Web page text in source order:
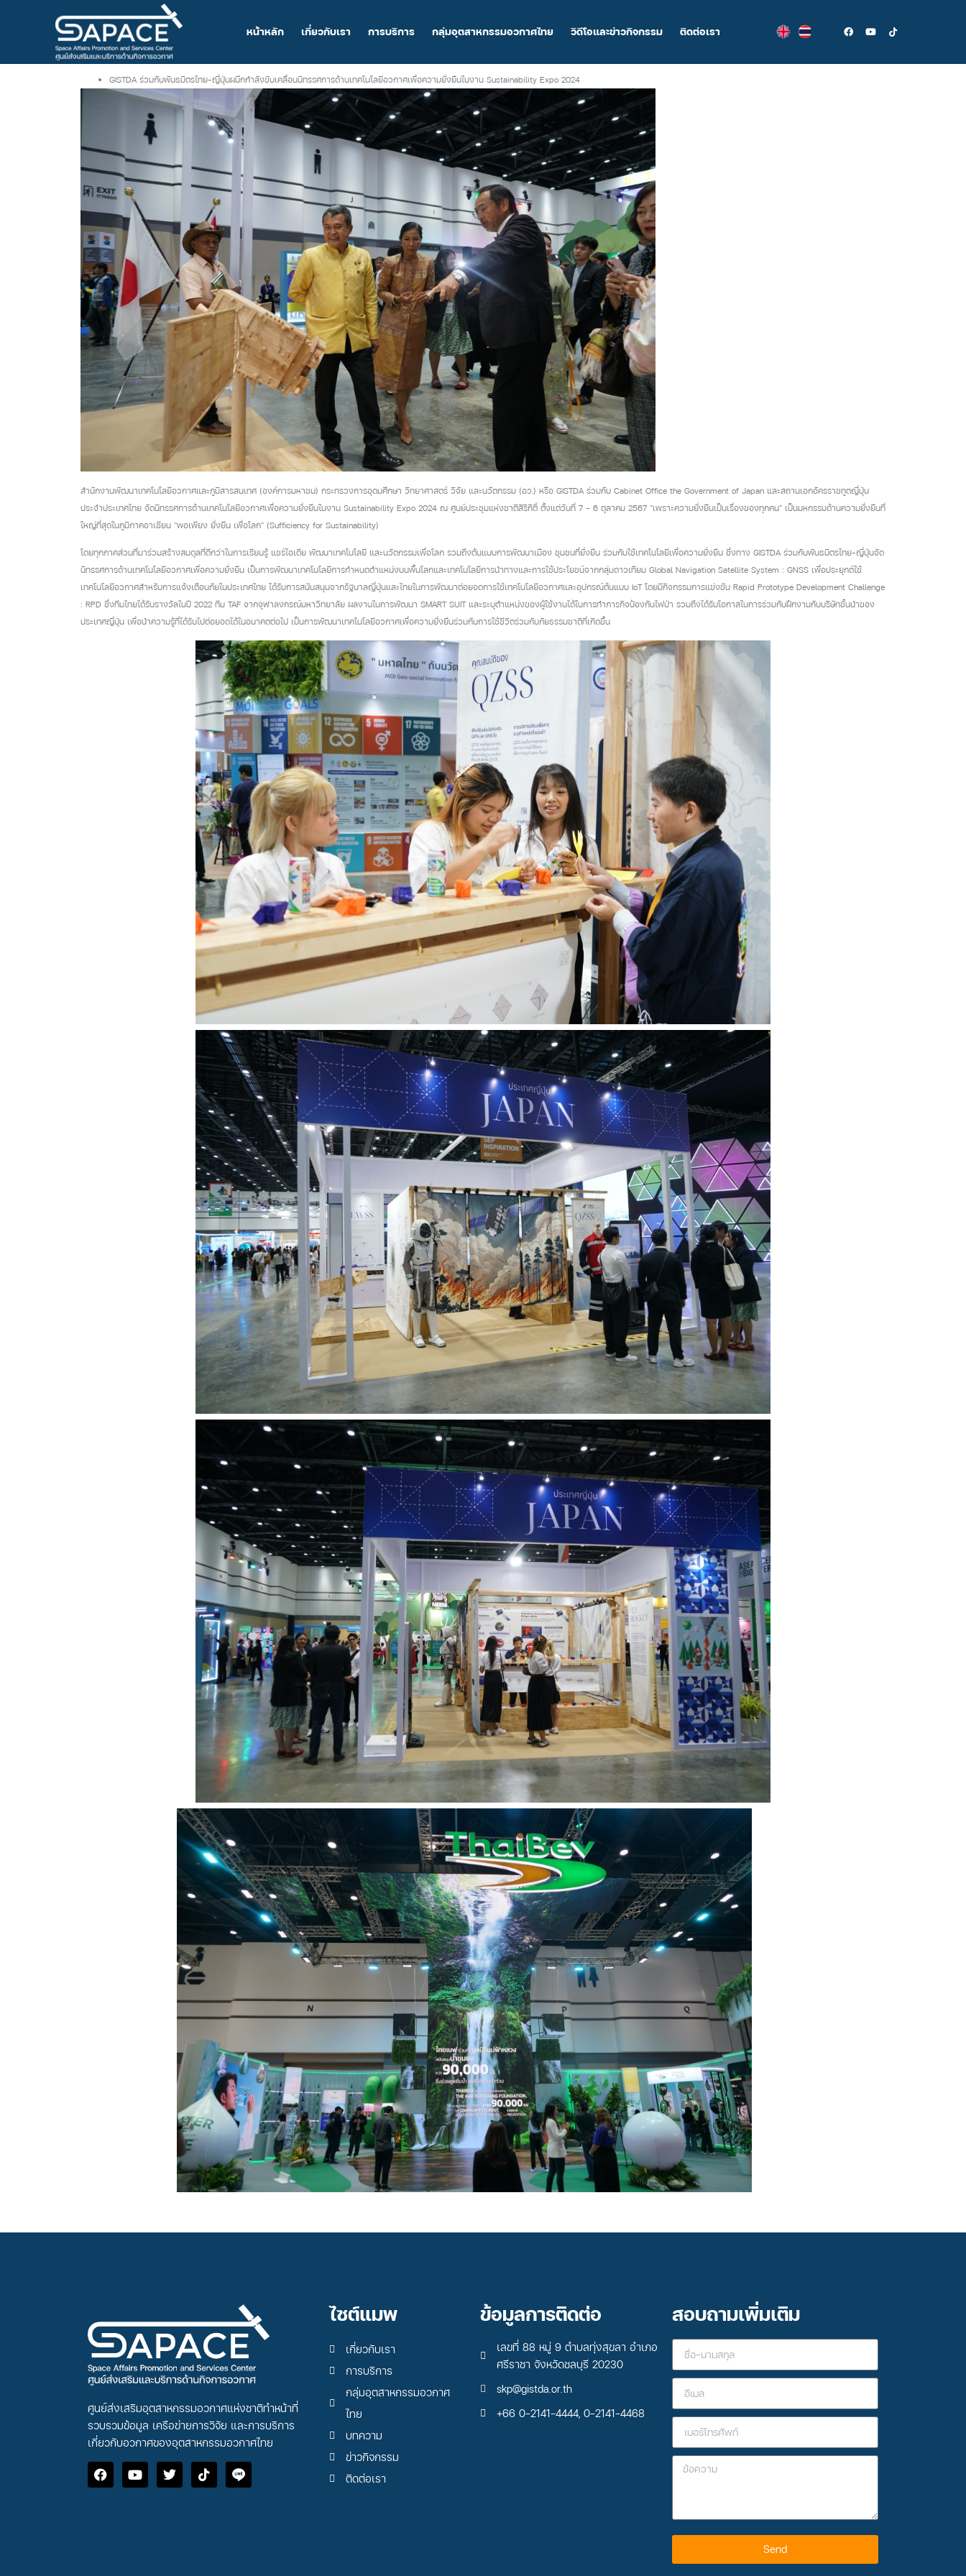
หน้าหลัก เกี่ยวกับเรา การบริการ กลุ่มอุตสาหกรรมอวกาศไทย วิดีโอและข่าวกิจกรรม ติดต่อเรา
GISTDA ร่วมกับพันธมิตรไทย-ญี่ปุ่นผนึกกำลังขับเคลื่อนนิทรรศการด้านเทคโนโลยีอวกาศเพื่อความยั่งยืนในงาน Sustainability Expo 2024
สำนักงานพัฒนาเทคโนโลยีอวกาศและภูมิสารสนเทศ (องค์การมหาชน) กระทรวงการอุดมศึกษา วิทยาศาสตร์ วิจัย และนวัตกรรม (อว.) หรือ GISTDA ร่วมกับ Cabinet Office the Government of Japan และสถานเอกอัครราชทูตญี่ปุ่น
ประจำประเทศไทย จัดนิทรรศการด้านเทคโนโลยีอวกาศเพื่อความยั่งยืนในงาน Sustainability Expo 2024 ณ ศูนย์ประชุมแห่งชาติสิริกิติ์ ตั้งแต่วันที่ 7 – 6 ตุลาคม 2567 “เพราะความยั่งยืนเป็นเรื่องของทุกคน” เป็นมหกรรมด้านความยั่งยืนที่
ใหญ่ที่สุดในภูมิภาคอาเซียน “พอเพียง ยั่งยืน เพื่อโลก” (Sufficiency for Sustainability)
โดยทุกภาคส่วนที่มาร่วมสร้างสมดุลที่ดีกว่าในการเรียนรู้ แชร์ไอเดีย พัฒนาเทคโนโลยี และนวัตกรรมเพื่อโลก รวมถึงต้นแบบการพัฒนาเมือง ชุมชนที่ยั่งยืน ร่วมกับใช้เทคโนโลยีเพื่อความยั่งยืน ซึ่งทาง GISTDA ร่วมกับพันธมิตรไทย-ญี่ปุ่นจัด
นิทรรศการด้านเทคโนโลยีอวกาศเพื่อความยั่งยืน เป็นการพัฒนาเทคโนโลยีการกำหนดตำแหน่งบนพื้นโลกและเทคโนโลยีการนำทางและการใช้ประโยชน์จากกลุ่มดาวเทียม Global Navigation Satellite System : GNSS เพื่อประยุกต์ใช้
เทคโนโลยีอวกาศสำหรับการแจ้งเตือนภัยในประเทศไทย ได้รับการสนับสนุนจากรัฐบาลญี่ปุ่นและไทยในการพัฒนาต่อยอดการใช้เทคโนโลยีอวกาศและอุปกรณ์ต้นแบบ IoT โดยมีกิจกรรมการแข่งขัน Rapid Prototype Development Challenge
: RPD ซึ่งทีมไทยได้รับรางวัลในปี 2022 ทีม TAF จากจุฬาลงกรณ์มหาวิทยาลัย ผลงานในการพัฒนา SMART SUIT และระบุตำแหน่งของผู้ใช้งานได้ในการทำภารกิจป้องกันไฟป่า รวมถึงได้รับโอกาสในการร่วมกับฝึกงานกับบริษัทชั้นนำของ
ประเทศญี่ปุ่น เพื่อนำความรู้ที่ได้รับไปต่อยอดได้ในอนาคตต่อไป เป็นการพัฒนาเทคโนโลยีอวกาศเพื่อความยั่งยืนร่วมกับการใช้ชีวิตร่วมกับภัยธรรมชาติที่เกิดขึ้น
ศูนย์ส่งเสริมอุตสาหกรรมอวกาศแห่งชาติทำหน้าที่
รวบรวมข้อมูล เครือข่ายการวิจัย และการบริการ
เกี่ยวกับอวกาศของอุตสาหกรรมอวกาศไทย
ไซต์แมพ
เกี่ยวกับเรา
การบริการ
กลุ่มอุตสาหกรรมอวกาศ
ไทย
บทความ
ข่าวกิจกรรม
ติดต่อเรา
ข้อมูลการติดต่อ
เลขที่ 88 หมู่ 9 ตำบลทุ่งสุขลา อำเภอ
ศรีราชา จังหวัดชลบุรี 20230
skp@gistda.or.th
+66 0-2141-4444, 0-2141-4468
สอบถามเพิ่มเติม
Send